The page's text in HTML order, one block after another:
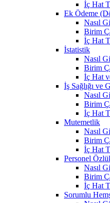
İç Hat
Ek Ödeme
Nasıl
Birim
İç Hat
İstatistik
Nasıl
Birim
İç Hat
İş Sağlığı ve
Nasıl
Birim
İç Hat
Mutemetlik
Nasıl
Birim
İç Hat
Personel
Nasıl
Birim
İç Hat
Sorumlu